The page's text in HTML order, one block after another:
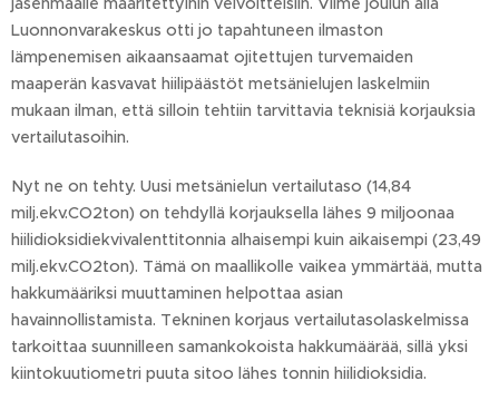
Luonnonvarakeskus otti jo tapahtuneen ilmaston
lämpenemisen aikaansaamat ojitettujen turvemaiden
maaperän kasvavat hiilipäästöt metsänielujen laskelmiin
mukaan ilman, että silloin tehtiin tarvittavia teknisiä korjauksia
vertailutasoihin.
Nyt ne on tehty. Uusi metsänielun vertailutaso (14,84
milj.ekv.CO2ton) on tehdyllä korjauksella lähes 9 miljoonaa
hiilidioksidiekvivalenttitonnia alhaisempi kuin aikaisempi (23,49
milj.ekv.CO2ton). Tämä on maallikolle vaikea ymmärtää, mutta
hakkumääriksi muuttaminen helpottaa asian
havainnollistamista. Tekninen korjaus vertailutasolaskelmissa
tarkoittaa suunnilleen samankokoista hakkumäärää, sillä yksi
kiintokuutiometri puuta sitoo lähes tonnin hiilidioksidia.